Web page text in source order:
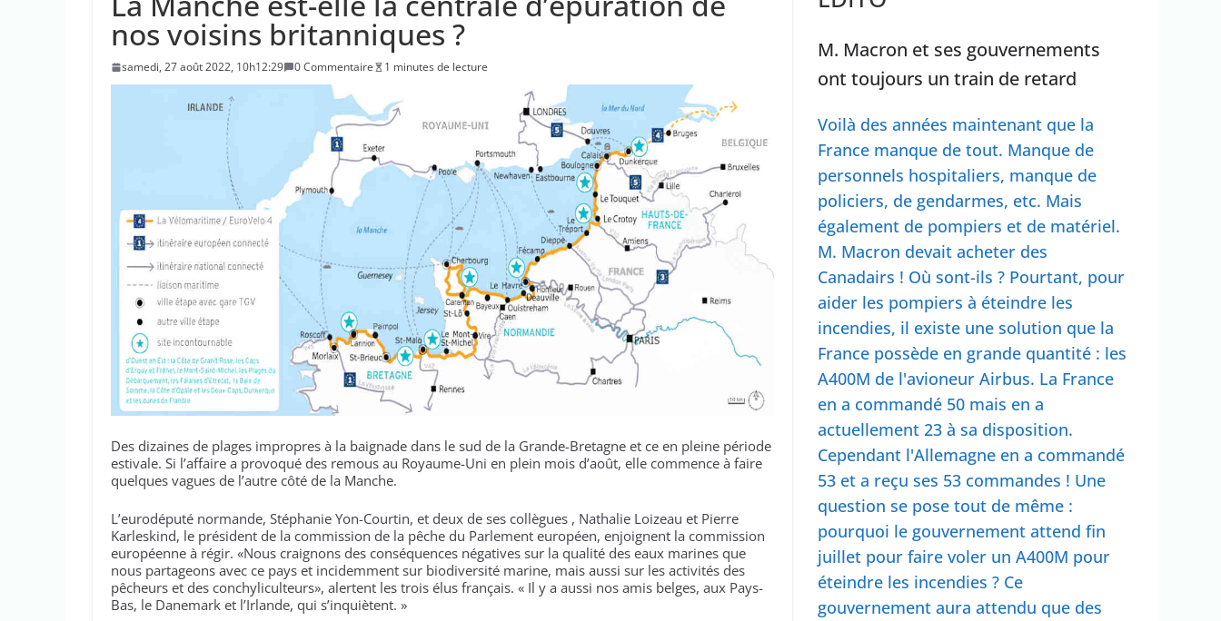
nos voisins britanniques ?
samedi, 27 août 2022, 10h12:29 0 Commentaire 1 minutes de lecture
Des dizaines de plages impropres à la baignade dans le sud de la Grande-Bretagne et ce en pleine période
estivale. Si l’affaire a provoqué des remous au Royaume-Uni en plein mois d’août, elle commence à faire
quelques vagues de l’autre côté de la Manche.
L’eurodéputé normande, Stéphanie Yon-Courtin, et deux de ses collègues , Nathalie Loizeau et Pierre
Karleskind, le président de la commission de la pêche du Parlement européen, enjoignent la commission
européenne à régir. «Nous craignons des conséquences négatives sur la qualité des eaux marines que
nous partageons avec ce pays et incidemment sur biodiversité marine, mais aussi sur les activités des
pêcheurs et des conchyliculteurs», alertent les trois élus français. « Il y a aussi nos amis belges, aux Pays-
Bas, le Danemark et l’Irlande, qui s’inquiètent. »
M. Macron et ses gouvernements
ont toujours un train de retard
Voilà des années maintenant que la
France manque de tout. Manque de
personnels hospitaliers, manque de
policiers, de gendarmes, etc. Mais
également de pompiers et de matériel.
M. Macron devait acheter des
Canadairs ! Où sont-ils ? Pourtant, pour
aider les pompiers à éteindre les
incendies, il existe une solution que la
France possède en grande quantité : les
A400M de l'avioneur Airbus. La France
en a commandé 50 mais en a
actuellement 23 à sa disposition.
Cependant l'Allemagne en a commandé
53 et a reçu ses 53 commandes ! Une
question se pose tout de même :
pourquoi le gouvernement attend fin
juillet pour faire voler un A400M pour
éteindre les incendies ? Ce
gouvernement aura attendu que des